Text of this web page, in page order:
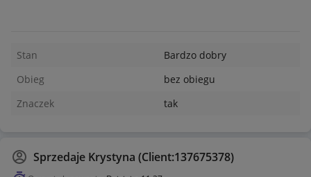
Stan
Bardzo dobry
Obieg
bez obiegu
Znaczek
tak
Sprzedaje Krystyna (Client:137675378)